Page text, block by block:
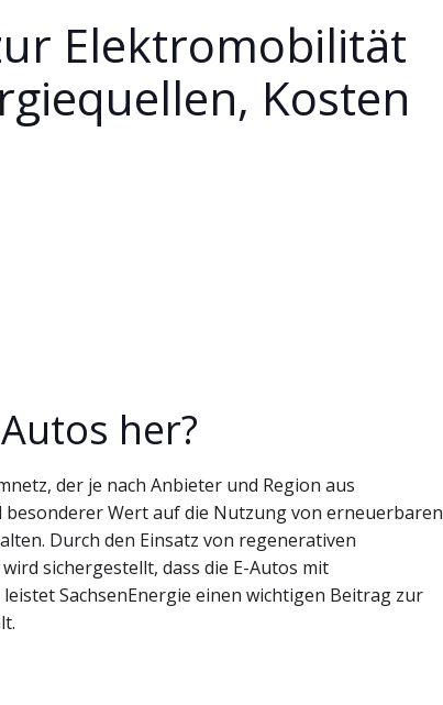
Elektromobilität
Kosten
her?
der je nach Anbieter und Region aus
besonderer Wert auf die Nutzung von erneuerbaren
Durch den Einsatz von regenerativen
sichergestellt, dass die E-Autos mit
SachsenEnergie einen wichtigen Beitrag zur